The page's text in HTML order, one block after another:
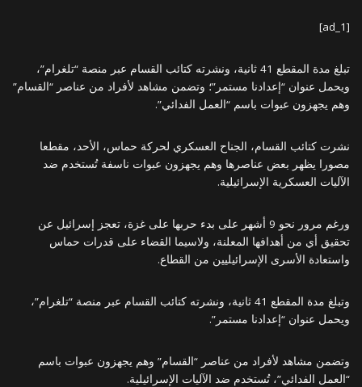
[ad_1]
تبلغ مدة المقطع 41 ثانية، ونشرته كتائب القسام عبر منصة “تلغرام”،
ويحمل عنوان “إعدادنا مستمر”؛ وتضمن مشاهد لأفراد من عناصر “القسام”
وهم يجهزون عبوات باسم “العمل الفدائي”.
نشرت كتائب القسام، الجناح العسكري لحركة حماس، الأحد، مقطعا
مصورا يظهر بعض عناصرها وهم يجهزون عبوات ناسفة تُستخدم ضد
الآليات العسكرية الإسرائيلية.
ورغم مرور نحو 9 أشهر على بدء حربها على غزة، تعجز إسرائيل عن
تحقيق أي من أهدافها المعلنة، ولاسيما القضاء على قدرات حماس
واستعادة الأسرى الإسرائيليين من القطاع.
وتبلغ مدة المقطع 41 ثانية، ونشرته كتائب القسام عبر منصة “تلغرام”،
ويحمل عنوان “إعدادنا مستمر”.
وتضمن مشاهد لأفراد من عناصر “القسام” وهم يجهزون عبوات باسم
“العمل الفدائي”، تُستخدم ضد الآليات الإسرائيلية.